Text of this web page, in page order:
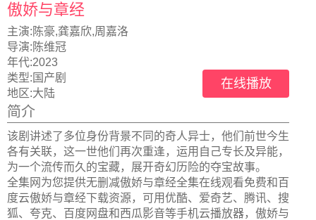
傲娇与章经
主演: 陈豪,龚嘉欣,周嘉洛
导演: 陈维冠
年代:2023
类型: 国产剧
地区:大陆
在线播放
简介
该剧讲述了多位身份背景不同的奇人异士，他们前世今生
各有关联，这一世他们再次重逢，运用自己专长及异能，
为一个流传而久的宝藏，展开奇幻历险的夺宝故事。
全集网为您提供无删减傲娇与章经全集在线观看免费和百
度云傲娇与章经下载资源，可用优酷、爱奇艺、腾讯、搜
狐、夸克、百度网盘和西瓜影音等手机云播放器，傲娇与